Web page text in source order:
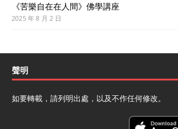
《苦樂自在在人間》佛學講座
2025 年 8 月 2 日
聲明
如要轉載，請列明出處，以及不作任何修改。